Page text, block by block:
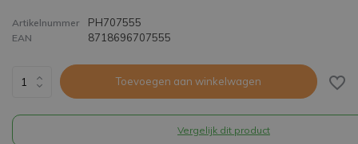
Artikelnummer PH707555
EAN 8718696707555
Toevoegen aan winkelwagen
Vergelijk dit product